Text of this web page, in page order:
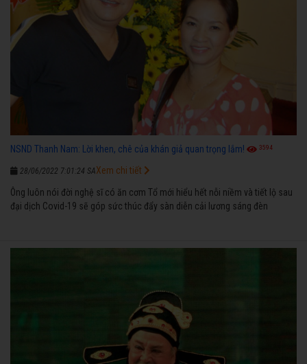
NSND Thanh Nam: Lời khen, chê của khán giả quan trọng lắm! 3594
28/06/2022 7:01:24 SA
Ông luôn nói đời nghệ sĩ có ăn cơm Tổ mới hiểu hết nỗi niềm và tiết lộ sau
đại dịch Covid-19 sẽ góp sức thúc đẩy sàn diễn cải lương sáng đèn
Xem chi tiết